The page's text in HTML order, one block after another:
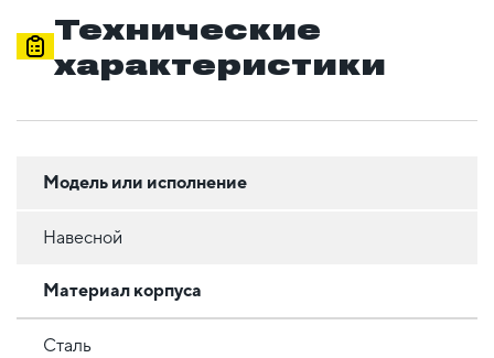
Технические
характеристики
Модель или исполнение
Навесной
Материал корпуса
Сталь